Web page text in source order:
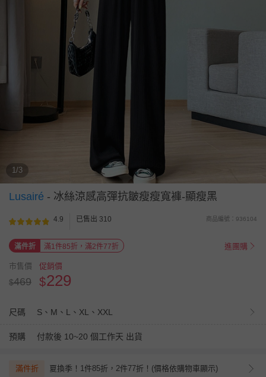
1/3
Lusairé - 冰絲涼感高彈抗皺瘦瘦寬褲-顯瘦黑
4.9 已售出 310 商品編號：936104
滿件折 滿1件85折，滿2件77折 進團購
市售價
$469
促銷價
$229
尺碼 S、M、L、XL、XXL
預購 付款後 10~20 個工作天 出貨
滿件折 夏換季！1件85折，2件77折！(價格依購物車顯示)